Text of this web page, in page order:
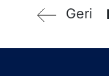
Geri